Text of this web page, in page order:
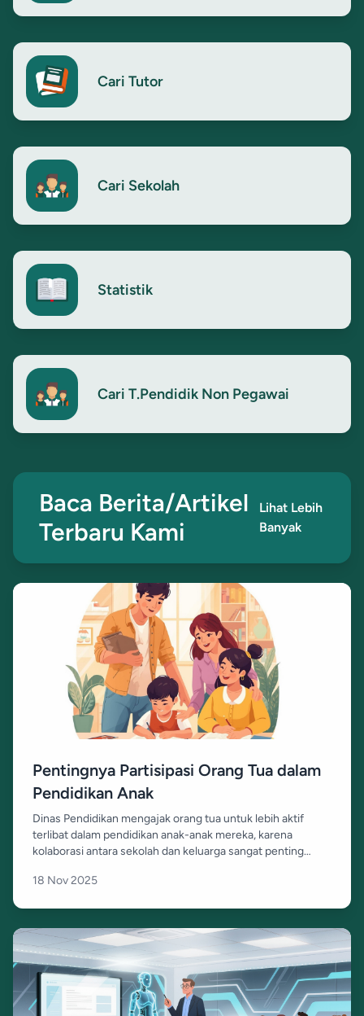
Cari Tutor
Cari Sekolah
Statistik
Cari T.Pendidik Non Pegawai
Baca Berita/Artikel
Terbaru Kami
Lihat Lebih
Banyak
Pentingnya Partisipasi Orang Tua dalam
Pendidikan Anak
Dinas Pendidikan mengajak orang tua untuk lebih aktif
terlibat dalam pendidikan anak-anak mereka, karena
kolaborasi antara sekolah dan keluarga sangat penting
18 Nov 2025